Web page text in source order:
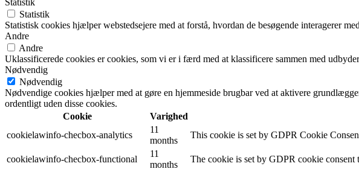
Statistik
Statistik
Statistisk cookies hjælper webstedsejere med at forstå, hvordan de besøgende interagerer
Andre
Andre
Uklassificerede cookies er cookies, som vi er i færd med at klassificere sammen med
Nødvendig
Nødvendig
Nødvendige cookies hjælper med at gøre en hjemmeside brugbar ved at aktivere
ordentligt uden disse cookies.
Cookie
Varighed
cookielawinfo-checbox-analytics
11
months
This cookie is set by GDPR Cookie
cookielawinfo-checbox-functional
11
months
The cookie is set by GDPR cookie